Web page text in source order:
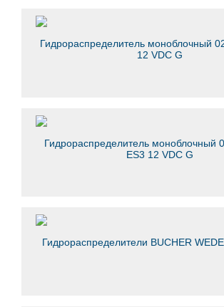
Гидрораспределитель моноблочный
12 VDC G
Гидрораспределитель моноблочный
ES3 12 VDC G
Гидрораспределители BUCHER